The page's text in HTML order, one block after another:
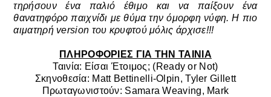
τηρήσουν ένα παλιό έθιμο και να παίξουν ένα
θανατηφόρο παιχνίδι με θύμα την όμορφη νύφη. Η πιο
αιματηρή version του κρυφτού μόλις άρχισε!!!
ΠΛΗΡΟΦΟΡΙΕΣ ΓΙΑ ΤΗΝ ΤΑΙΝΙΑ
Ταινία: Είσαι Έτοιμος; (Ready or Not)
Σκηνοθεσία: Matt Bettinelli-Olpin, Tyler Gillett
Πρωταγωνιστούν: Samara Weaving, Mark